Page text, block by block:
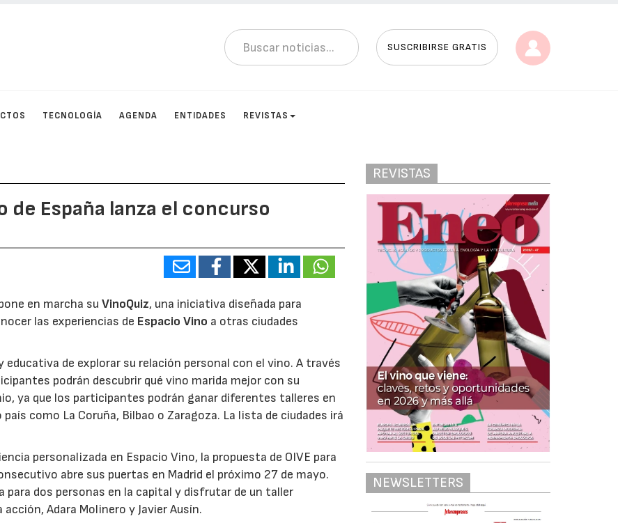
SUSCRIBIRSE GRATIS
TECNOLOGÍA AGENDA ENTIDADES REVISTAS
España lanza el concurso
en marcha suVinoQuiz, una iniciativa diseñada para
las experiencias de Espacio Vino a otras ciudades
de explorar su relación personal con el vino. A través
podrán descubrir qué vino marida mejor con su
ya que los participantes podrán ganar diferentes talleres en
como La Coruña, Bilbao o Zaragoza. La lista de ciudades irá
personalizada en Espacio Vino, la propuesta de OIVE para
abre sus puertas en Madrid el próximo 27 de mayo.
dos personas en la capital y disfrutar de un taller
Adara Molinero y Javier Ausín.
REVISTAS
NEWSLETTERS